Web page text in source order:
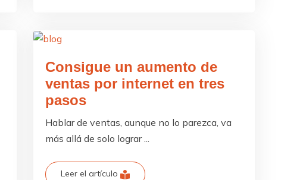
Consigue un aumento de
ventas por internet en tres
pasos
Hablar de ventas, aunque no lo parezca, va
más allá de solo lograr ...
Leer el artículo